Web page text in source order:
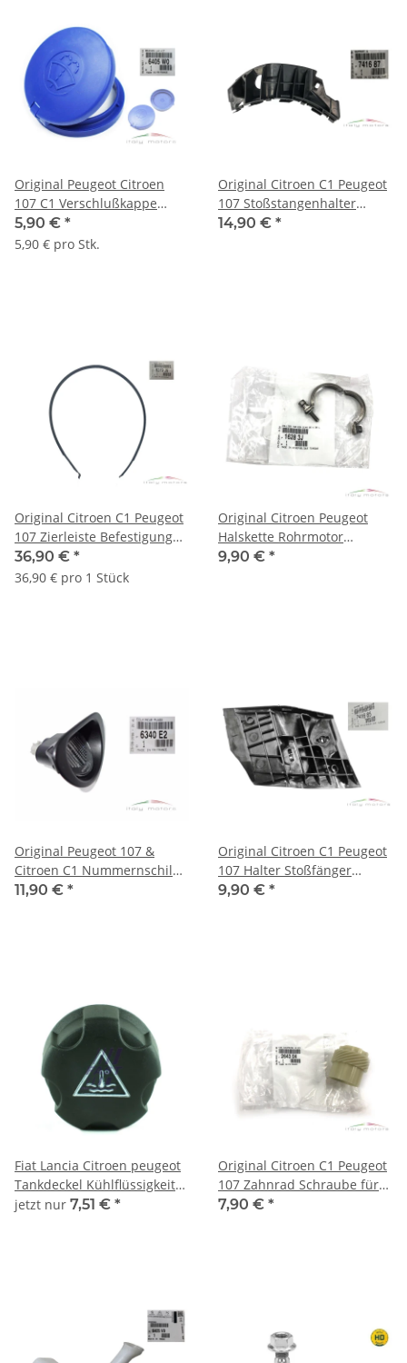
Original Peugeot Citroen
107 C1 Verschlußkappe
Wischwasser Behälter
6405W0
5,90 € *
5,90 € pro Stk.
Original Citroen C1 Peugeot
107 Stoßstangenhalter
Träger vorne links 7416.87
14,90 € *
Original Citroen C1 Peugeot
107 Zierleiste Befestigung
am Dach links 8319.J6
36,90 € *
36,90 € pro 1 Stück
Original Citroen Peugeot
Halskette Rohrmotor
Rohrschelle Auspuff 35 mm
9,90 € *
Original Peugeot 107 &
Citroen C1 Nummernschild
Lampe/. New 6340e2
11,90 € *
Original Citroen C1 Peugeot
107 Halter Stoßfänger
Stoßstange hinten links
9,90 € *
Fiat Lancia Citroen peugeot
Tankdeckel Kühlflüssigkeit
9638001280 1306.C9
jetzt nur 7,51 € *
Original Citroen C1 Peugeot
107 Zahnrad Schraube für
Drehzahlmesser 2643.04
7,90 € *